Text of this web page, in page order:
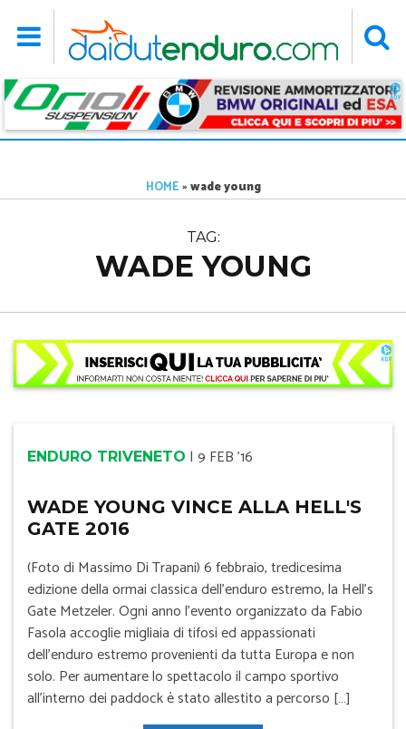
HOME»wade young
TAG:
WADE YOUNG
ENDURO TRIVENETO | 9 FEB '16
WADE YOUNG VINCE ALLA HELL'S
GATE 2016
(Foto di Massimo Di Trapani) 6 febbraio, tredicesima
edizione della ormai classica dell’enduro estremo, la Hell’s
Gate Metzeler. Ogni anno l’evento organizzato da Fabio
Fasola accoglie migliaia di tifosi ed appassionati
dell’enduro estremo provenienti da tutta Europa e non
solo. Per aumentare lo spettacolo il campo sportivo
all’interno dei paddock è stato allestito a percorso […]